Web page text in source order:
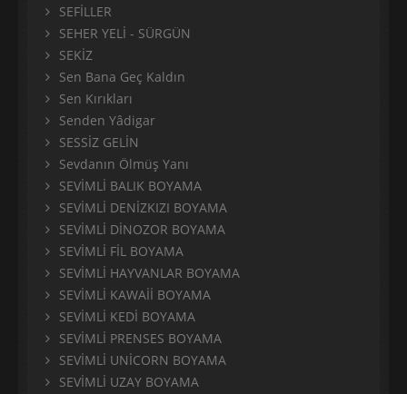
SEFİLLER
SEHER YELİ - SÜRGÜN
SEKİZ
Sen Bana Geç Kaldın
Sen Kırıkları
Senden Yâdigar
SESSİZ GELİN
Sevdanın Ölmüş Yanı
SEVİMLİ BALIK BOYAMA
SEVİMLİ DENİZKIZI BOYAMA
SEVİMLİ DİNOZOR BOYAMA
SEVİMLİ FİL BOYAMA
SEVİMLİ HAYVANLAR BOYAMA
SEVİMLİ KAWAİİ BOYAMA
SEVİMLİ KEDİ BOYAMA
SEVİMLİ PRENSES BOYAMA
SEVİMLİ UNİCORN BOYAMA
SEVİMLİ UZAY BOYAMA